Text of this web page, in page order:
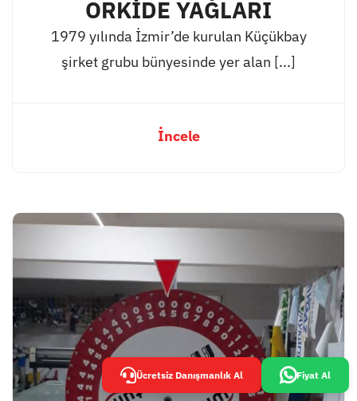
ORKİDE YAĞLARI
1979 yılında İzmir’de kurulan Küçükbay
şirket grubu bünyesinde yer alan [...]
İncele
Ücretsiz Danışmanlık Al Fiyat Al